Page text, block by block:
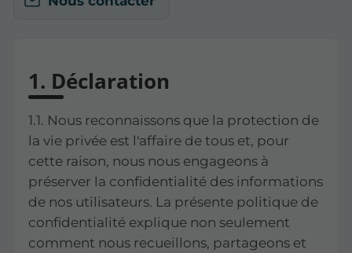
1. Déclaration
1.1. Nous reconnaissons que la protection de
la vie privée est l'affaire de tous et, pour
cette raison, nous nous engageons à
préserver la confidentialité des informations
de nos utilisateurs. La présente politique de
confidentialité explique non seulement
comment nous recueillons, partageons et